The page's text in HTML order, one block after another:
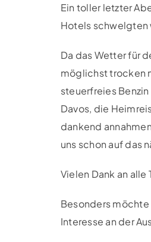
Ein toller letzter
Hotels schwelgten
Da das Wetter für
möglichst trocken
steuerfreies
Davos, die
dankend
uns schon auf das
Vielen Dank an
Besonders
Interesse an der